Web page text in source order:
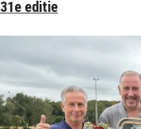
31e editie